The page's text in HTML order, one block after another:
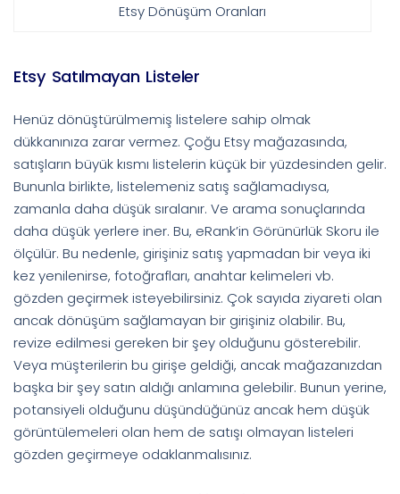
Etsy Dönüşüm Oranları
Etsy Satılmayan Listeler
Henüz dönüştürülmemiş listelere sahip olmak
dükkanınıza zarar vermez. Çoğu Etsy mağazasında,
satışların büyük kısmı listelerin küçük bir yüzdesinden gelir.
Bununla birlikte, listelemeniz satış sağlamadıysa,
zamanla daha düşük sıralanır. Ve arama sonuçlarında
daha düşük yerlere iner. Bu, eRank’in Görünürlük Skoru ile
ölçülür. Bu nedenle, girişiniz satış yapmadan bir veya iki
kez yenilenirse, fotoğrafları, anahtar kelimeleri vb.
gözden geçirmek isteyebilirsiniz. Çok sayıda ziyareti olan
ancak dönüşüm sağlamayan bir girişiniz olabilir. Bu,
revize edilmesi gereken bir şey olduğunu gösterebilir.
Veya müşterilerin bu girişe geldiği, ancak mağazanızdan
başka bir şey satın aldığı anlamına gelebilir. Bunun yerine,
potansiyeli olduğunu düşündüğünüz ancak hem düşük
görüntülemeleri olan hem de satışı olmayan listeleri
gözden geçirmeye odaklanmalısınız.